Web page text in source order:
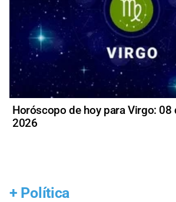
Horóscopo de hoy para Virgo: 08
2026
+ Política